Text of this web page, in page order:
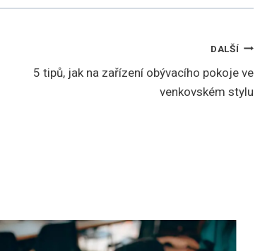
DALŠÍ
5 tipů, jak na zařízení obývacího pokoje ve
venkovském stylu